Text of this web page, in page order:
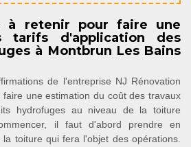
à retenir pour faire une
tarifs d'application des
à Montbrun Les Bains
de l'entreprise NJ Rénovation
une estimation du coût des travaux
hydrofuges au niveau de la toiture
il faut d'abord prendre en
toiture qui fera l'objet des opérations.